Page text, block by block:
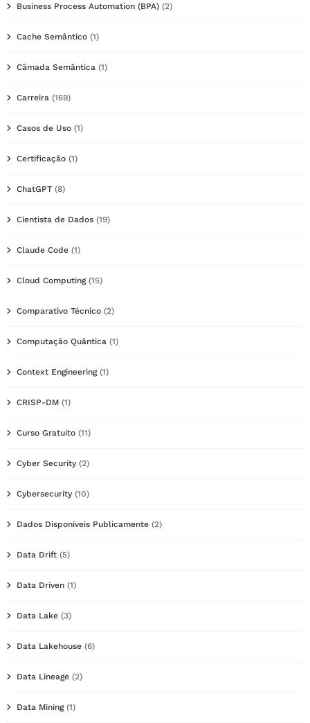
Business Process Automation (BPA) (2)
Cache Semântico (1)
Câmada Semântica (1)
Carreira (169)
Casos de Uso (1)
Certificação (1)
ChatGPT (8)
Cientista de Dados (19)
Claude Code (1)
Cloud Computing(15)
Comparativo Técnico (2)
Computação Quântica (1)
Context Engineering(1)
CRISP-DM (1)
Curso Gratuito (11)
Cyber Security (2)
Cybersecurity (10)
Dados Disponíveis Publicamente (2)
Data Drift (5)
Data Driven (1)
Data Lake (3)
Data Lakehouse (6)
Data Lineage (2)
Data Mining(1)